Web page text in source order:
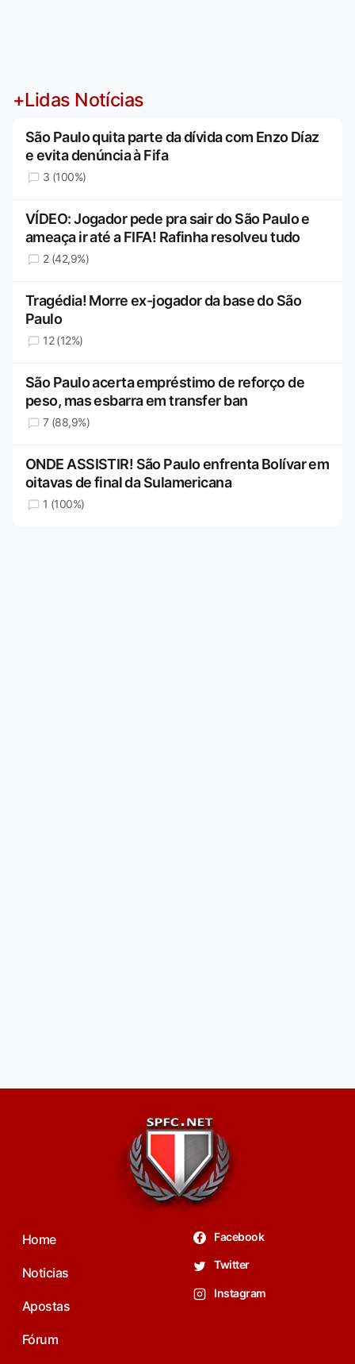
+Lidas Notícias
São Paulo quita parte da dívida com Enzo Díaz
e evita denúncia à Fifa
3 (100%)
VÍDEO: Jogador pede pra sair do São Paulo e
ameaça ir até a FIFA! Rafinha resolveu tudo
2 (42,9%)
Tragédia! Morre ex-jogador da base do São
Paulo
12 (12%)
São Paulo acerta empréstimo de reforço de
peso, mas esbarra em transfer ban
7 (88,9%)
ONDE ASSISTIR! São Paulo enfrenta Bolívar em
oitavas de final da Sulamericana
1 (100%)
Home
Noticias
Apostas
Fórum
Facebook
Twitter
Instagram